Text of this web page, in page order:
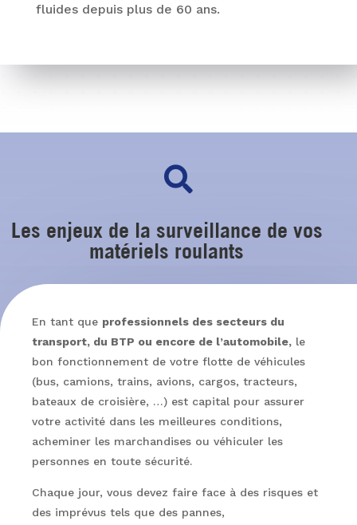
fluides depuis plus de 60 ans.

Les enjeux de la surveillance de vos
matériels roulants
En tant que professionnels des secteurs du
transport, du BTP ou encore de l’automobile, le
bon fonctionnement de votre flotte de véhicules
(bus, camions, trains, avions, cargos, tracteurs,
bateaux de croisière, …) est capital pour assurer
votre activité dans les meilleures conditions,
acheminer les marchandises ou véhiculer les
personnes en toute sécurité.
Chaque jour, vous devez faire face à des risques et
des imprévus tels que des pannes,